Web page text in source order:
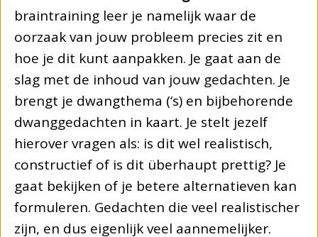
braintraining leer je namelijk waar de
oorzaak van jouw probleem precies zit en
hoe je dit kunt aanpakken. Je gaat aan de
slag met de inhoud van jouw gedachten. Je
brengt je dwangthema (‘s) en bijbehorende
dwanggedachten in kaart. Je stelt jezelf
hierover vragen als: is dit wel realistisch,
constructief of is dit überhaupt prettig? Je
gaat bekijken of je betere alternatieven kan
formuleren. Gedachten die veel realistischer
zijn, en dus eigenlijk veel aannemelijker.